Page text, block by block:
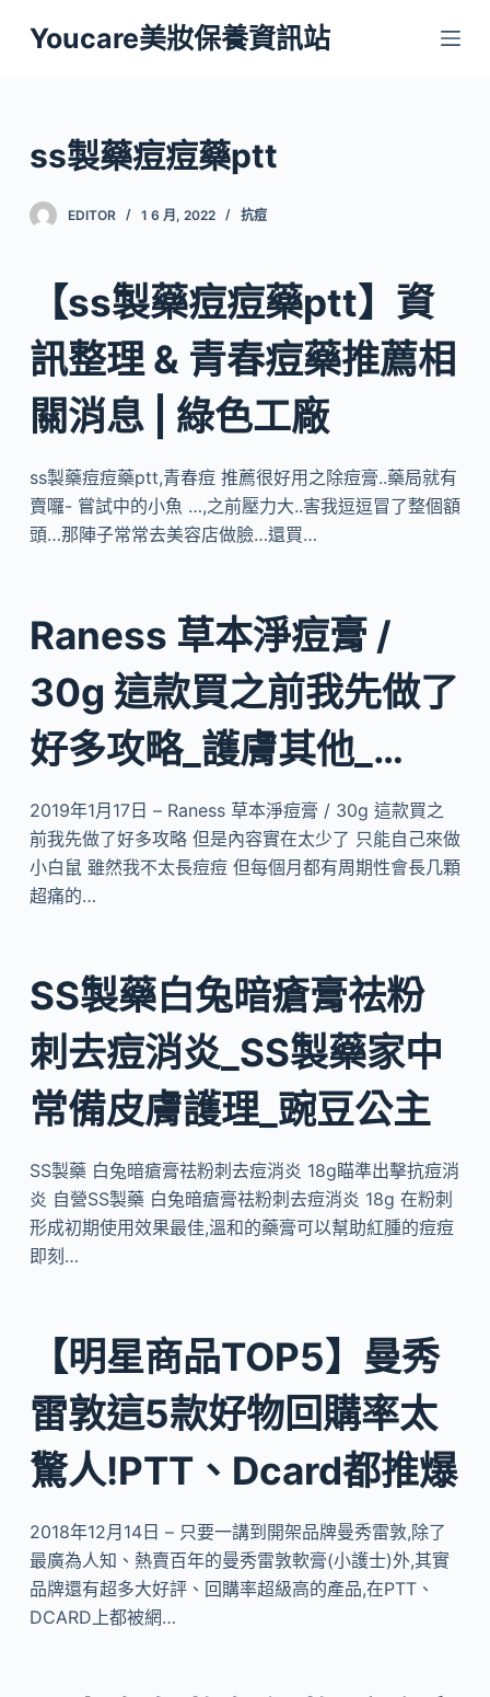
跳
至
容
Youcare美妝保養資訊站
ss製藥痘痘藥ptt
EDITOR 1 6 月, 2022 抗痘
【ss製藥痘痘藥ptt】資
訊整理 & 青春痘藥推薦相
關消息 | 綠色工廠
ss製藥痘痘藥ptt,青春痘 推薦很好用之除痘膏..藥局就有
賣囉- 嘗試中的小魚 …,之前壓力大..害我逗逗冒了整個額
頭…那陣子常常去美容店做臉…還買…
Raness 草本淨痘膏 /
30g 這款買之前我先做了
好多攻略_護膚其他_…
2019年1月17日 – Raness 草本淨痘膏 / 30g 這款買之
前我先做了好多攻略 但是內容實在太少了 只能自己來做
小白鼠 雖然我不太長痘痘 但每個月都有周期性會長几顆
超痛的…
SS製藥白兔暗瘡膏祛粉
刺去痘消炎_SS製藥家中
常備皮膚護理_豌豆公主
SS製藥 白兔暗瘡膏祛粉刺去痘消炎 18g瞄準出擊抗痘消
炎 自營SS製藥 白兔暗瘡膏祛粉刺去痘消炎 18g 在粉刺
形成初期使用效果最佳,溫和的藥膏可以幫助紅腫的痘痘
即刻…
【明星商品TOP5】曼秀
雷敦這5款好物回購率太
驚人!PTT、Dcard都推爆
2018年12月14日 – 只要一講到開架品牌曼秀雷敦,除了
最廣為人知、熱賣百年的曼秀雷敦軟膏(小護士)外,其實
品牌還有超多大好評、回購率超級高的產品,在PTT、
DCARD上都被網…